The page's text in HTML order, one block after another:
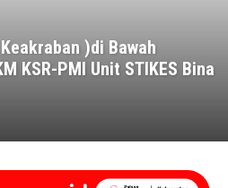
)di Bawah
KSR-PMI Unit STIKES Bina